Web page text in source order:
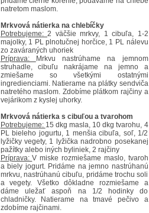
natretom maslom.
Mrkvová nátierka na chlebíčky
Potrebujeme: 2 väčšie mrkvy, 1 cibuľa, 1-2
majolky, 1 PL plnotučnej horčice, 1 PL nálevu
zo zaváraných uhoriek
Príprava:
Mrkvu nastrúhame na jemnom
struhadle, cibuľu nakrájame na jemno a
zmiešame so všetkými ostatnými
ingredienciami. Natierame na plátky sendviča
natretého maslom. Zdobíme plátkom rajčiny a
vejárikom z kyslej uhorky.
Mrkvová nátierka s cibuľou a tvarohom
Potrebujeme: 15 dkg masla, 10 dkg tvarohu, 4
PL bieleho jogurtu, 1 menšia cibuľa, soľ, 1/2
lyžičky vegety, 1 lyžička nadrobno posekanej
pažítky alebo iných byliniek, 2 rajčiny
Príprava:V miske rozmiešame maslo, tvaroh
a biely jogurt. Pridáme na jemno nastrúhanú
mrkvu, nastrúhanú cibuľu, pridáme trochu soli
a vegety. Všetko dôkladne rozmiešame a
dáme uležať aspoň na 1/2 hodinky do
chladničky. Natierame na tmavé pečivo a
zdobíme rajčinami.